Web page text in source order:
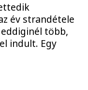
év strandétele
több,
indult. Egy